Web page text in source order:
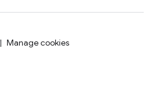
Manage cookies